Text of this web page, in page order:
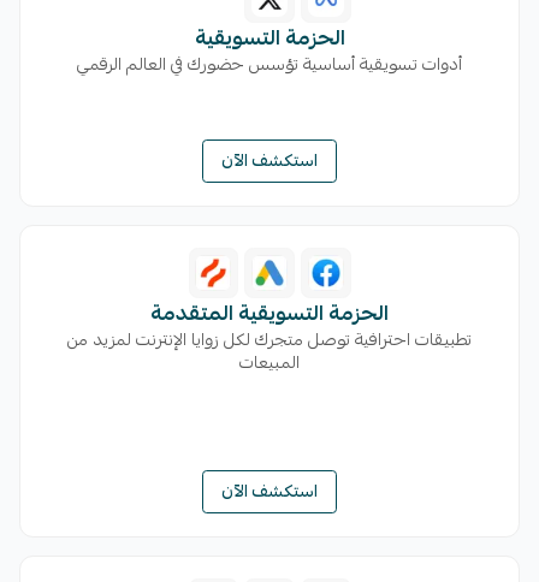
الحزمة التسويقية
أدوات تسويقية أساسية تؤسس حضورك في العالم الرقمي
استكشف الآن
الحزمة التسويقية المتقدمة
تطبيقات احترافية توصل متجرك لكل زوايا الإنترنت لمزيد من
المبيعات
استكشف الآن